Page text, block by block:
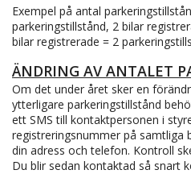
Exempel på antal
parkeringstillstånd, 2 bilar
bilar registrerade = 2
ÄNDRING AV ANTALET
Om det under året sker en
ytterligare parkeringstillstånd
ett SMS till kontaktpersonen i
registreringsnummer på samtliga
din adress och telefon. Kontroll
Du blir sedan kontaktad så snart